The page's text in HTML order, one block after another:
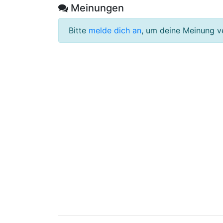
Meinungen
Bitte melde dich an, um deine Meinung